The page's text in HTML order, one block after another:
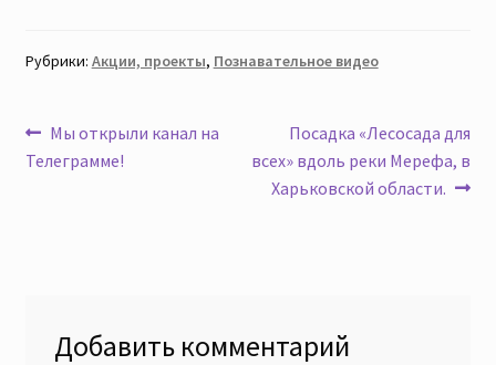
Рубрики: Акции, проекты, Познавательное видео
Навигация
по
Предыдущая
запись:
Мы открыли канал на
Телеграмме!
Следующая
запись:
Посадка «Лесосада для
всех» вдоль реки Мерефа, в
Харьковской области.
Добавить комментарий